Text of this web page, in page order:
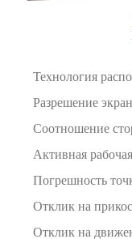
Технология
Разрешение
Соотношение
Активная
Погрешность
Отклик на
Отклик на